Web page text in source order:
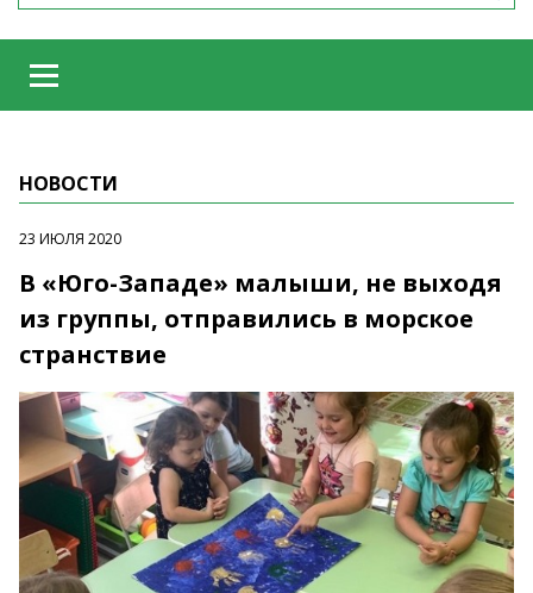
НОВОСТИ
23 ИЮЛЯ 2020
В «Юго-Западе» малыши, не выходя
из группы, отправились в морское
странствие